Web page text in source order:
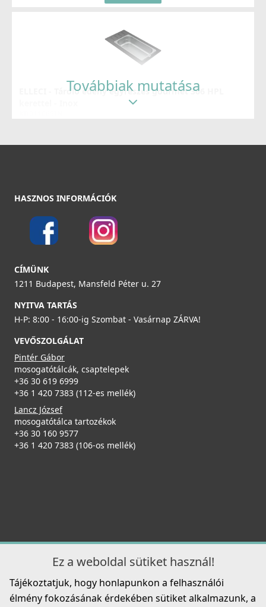
ELLECI - Csaptelep Neva Inox
99 990 Ft
Részletek
ELLECI - Csaptelep Indo Cromato inox - Kifutó termék!
MIKINDCR
59 890 Ft
119 990 Ft
ELLECI - Csaptelep Trail arany
MOKTRAGD
MIKD01IN
49 990 Ft
Részletek
ELLECI - Tároló edény egyrészes gourmet 366 HPL
37 990 Ft
Elleci ATH093BK Vágódeszka HPL - Fekete
ELLECI - Tároló edény egyrészes gourmet 433 HPL
kerettel - Fekete
Továbbiak mutatása
HASZNOS INFORMÁCIÓK
CÍMÜNK
1211 Budapest, Mansfeld Péter u. 27
NYITVA TARTÁS
H-P: 8:00 - 16:00-ig Szombat - Vasárnap ZÁRVA!
VEVŐSZOLGÁLAT
Pintér Gábor
mosogatótálcák, csaptelepek
+36 30 619 6999
+36 1 420 7383 (112-es mellék)
Lancz József
mosogatótálca tartozékok
+36 30 160 9577
+36 1 420 7383 (106-os mellék)
Ez a weboldal sütiket használ!
Tájékoztatjuk, hogy honlapunkon a felhasználói
élmény fokozásának érdekében sütiket alkalmazunk, a